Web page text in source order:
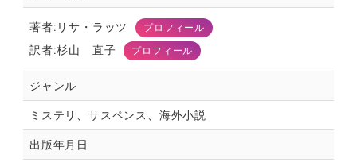
著者:リサ・ラッツ プロフィール
訳者:杉山 直子 プロフィール
ジャンル
ミステリ、サスペンス、海外小説
出版年月日